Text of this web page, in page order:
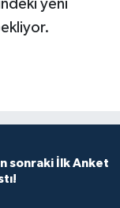
yeni
sonraki İlk Anket